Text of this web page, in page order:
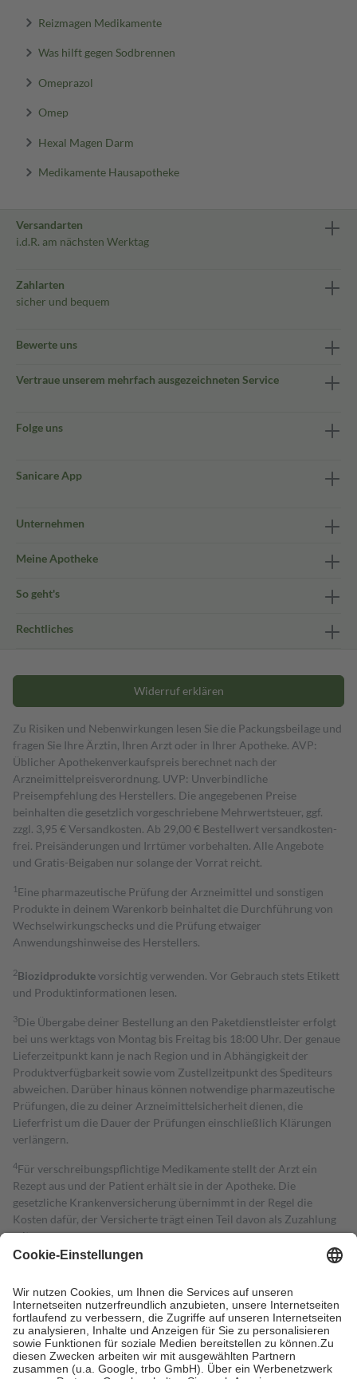
Reizmagen Medikamente
Was hilft gegen Sodbrennen
Omeprazol
Omep
Hexal Magen Darm
Medikamente Hausapotheke
Versandarten
i.d.R. am nächsten Werktag
Zahlarten
sicher und bequem
Bewerte uns
Vertraue unserem mehrfach ausgezeichneten Service
Folge uns
Sanicare App
Unternehmen
Meine Apotheke
So geht's
Rechtliches
Widerruf erklären
Zu Risiken und Nebenwirkungen lesen Sie die Packungsbeilage und
fragen Sie Ihre Ärztin, Ihren Arzt oder in Ihrer Apotheke. AVP:
Üblicher Apothekenverkaufspreis berechnet nach der
Arzneimittelpreisverordnung. UVP: Unverbindliche
Preisempfehlung des Herstellers. Die angegebenen Preise
beinhalten die gesetzlich vorgeschriebene Mehrwertsteuer, ggf.
zzgl. 3,95 € Versandkosten. Ab 29,00 € Bestell­wert versand­kosten­
frei. Preisänderungen und Irrtümer vorbehalten. Alle Angebote
und Gratis-Beigaben nur solange der Vorrat reicht.
1 Eine pharmazeutische Prüfung der Arzneimittel und sonstigen
Produkte in deinem Warenkorb beinhaltet die Durchführung von
Wechselwirkungschecks und die Prüfung etwaiger
Anwendungshinweise des Herstellers.
2Biozidproduktevorsichtig verwenden. Vor Gebrauch stets Etikett
und Produktinformationen lesen.
3Die Übergabe deiner Bestellung an den Paketdienstleister erfolgt
bei uns werktags von Montag bis Freitag bis 18:00 Uhr. Der genaue
Lieferzeitpunkt kann je nach Region und in Abhängigkeit der
Produktverfügbarkeit sowie vom Zustellzeitpunkt des Spediteurs
abweichen. Darüber hinaus können notwendige pharmazeutische
Prüfungen, die zu deiner Arzneimittelsicherheit dienen, die
Lieferfrist um die Dauer der Prüfungen einschließlich Klärungen
verlängern.
4Für verschreibungspflichtige Medikamente stellt der Arzt ein
Rezept aus und der Patient erhält sie in der Apotheke. Die
gesetzliche Krankenversicherung übernimmt in der Regel die
Kosten dafür, der Versicherte trägt einen Teil davon als Zuzahlung
mit.
Grundsätzlich leisten Mitglieder Zuzahlungen in Höhe von zehn
höchstens zehn Euro.
Es sind jedoch nie mehr als die tatsächlichen
Kosten der Leistung zu entrichten.
Diese Regeln gelten grundsätzlich auch für Online-Apotheken.
Bei Heilmitteln und häuslicher Krankenpflege beträgt die
Zuzahlung zehn Prozent der Kosten sowie zehn Euro je
Verordnung.